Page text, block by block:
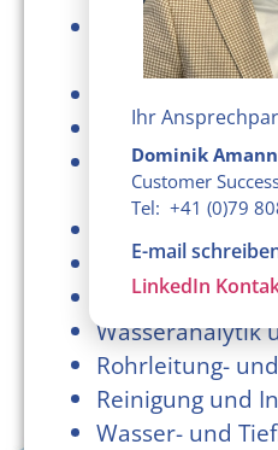
Abwasser- und
Pumpen und
Dosierungs-,
Regeltechnik
Engineering und
Filtertechnik
Wasseranalytik
Rohrleitung-
Reinigung und
Wasser- und
Ihr
Dominik Amann
Customer
Tel: +41 (0)79
E-mail
LinkedIn